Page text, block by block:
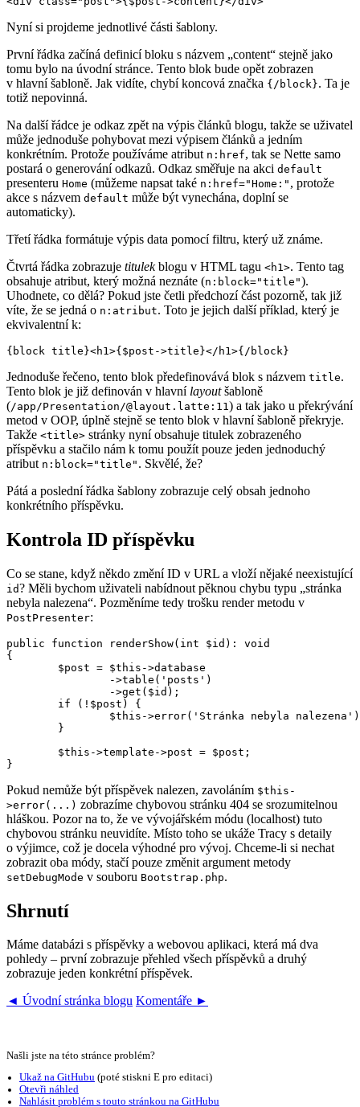
Nyní si projdeme jednotlivé části šablony.
První řádka začíná definicí bloku s názvem „content“ stejně jako
tomu bylo na úvodní stránce. Tento blok bude opět zobrazen
v hlavní šabloně. Jak vidíte, chybí koncová značka {/block}. Ta je
totiž nepovinná.
Na další řádce je odkaz zpět na výpis článků blogu, takže se uživatel
může jednoduše pohybovat mezi výpisem článků a jedním
konkrétním. Protože používáme atribut n:href, tak se Nette samo
postará o generování odkazů. Odkaz směřuje na akci default
presenteru Home (můžeme napsat také n:href="Home:" , protože
akce s názvem default může být vynechána, doplní se
automaticky).
Třetí řádka formátuje výpis data pomocí filtru, který už známe.
Čtvrtá řádka zobrazuje titulekblogu v HTML tagu <h1>. Tento tag
obsahuje atribut, který možná neznáte (n:block="title").
Uhodnete, co dělá? Pokud jste četli předchozí část pozorně, tak již
víte, že se jedná o n:atribut. Toto je jejich další příklad, který je
ekvivalentní k:
Jednoduše řečeno, tento blok předefinovává blok s názvem title.
Tento blok je již definován v hlavní layoutšabloně
(/app/Presentation/@layout.latte:11 ) a tak jako u překrývání
metod v OOP, úplně stejně se tento blok v hlavní šabloně překryje.
Takže <title> stránky nyní obsahuje titulek zobrazeného
příspěvku a stačilo nám k tomu použít pouze jeden jednoduchý
atribut n:block="title" . Skvělé, že?
Pátá a poslední řádka šablony zobrazuje celý obsah jednoho
konkrétního příspěvku.
Kontrola ID příspěvku
Co se stane, když někdo změní ID v URL a vloží nějaké neexistující
id? Měli bychom uživateli nabídnout pěknou chybu typu „stránka
nebyla nalezena“. Pozměníme tedy trošku render metodu v
PostPresenter:
public function renderShow(int $id): void
{
Pokud nemůže být příspěvek nalezen, zavoláním $this-
>error(...) zobrazíme chybovou stránku 404 se srozumitelnou
hláškou. Pozor na to, že ve vývojářském módu (localhost) tuto
chybovou stránku neuvidíte. Místo toho se ukáže Tracy s detaily
o výjimce, což je docela výhodné pro vývoj. Chceme-li si nechat
zobrazit oba módy, stačí pouze změnit argument metody
setDebugMode v souboru Bootstrap.php.
Shrnutí
Máme databázi s příspěvky a webovou aplikaci, která má dva
pohledy – první zobrazuje přehled všech příspěvků a druhý
zobrazuje jeden konkrétní příspěvek.
◄ Úvodní stránka blogu Komentáře ►